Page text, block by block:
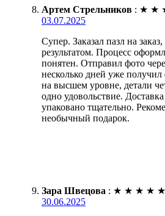
Артем Стрельников : ★ ★
03.07.2025
Супер. Заказал пазл на
результатом. Процесс
понятен. Отправил фото
несколько дней уже получил
на высшем уровне, детали
одно удовольствие.
упаковано тщательно.
необычный подарок.
Зара Швецова : ★ ★ ★ ★ ★
30.06.2025